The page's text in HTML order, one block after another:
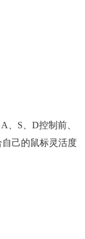
、S、D控制前、
己的鼠标灵活度